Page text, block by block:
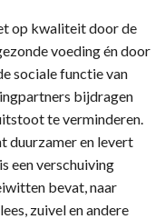
op kwaliteit door de
voeding én door
sociale functie van
bijdragen
te verminderen.
duurzamer en levert
een verschuiving
bevat, naar
zuivel en andere